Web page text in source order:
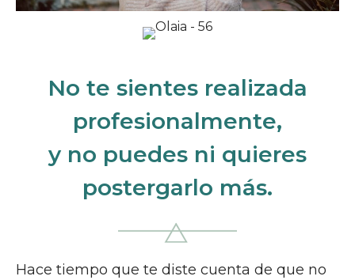
No te sientes realizada
profesionalmente,
y no puedes ni quieres
postergarlo más.
Hace tiempo que te diste cuenta de que no